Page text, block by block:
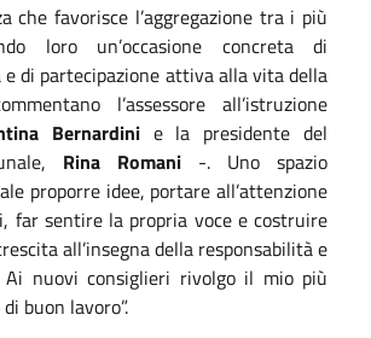
che favorisce l’aggregazione tra i più
loro un’occasione concreta di
e di partecipazione attiva alla vita della
l’assessore all’istruzione
Bernardini e la presidente del
Rina Romani -. Uno spazio
proporre idee, portare all’attenzione
far sentire la propria voce e costruire
all’insegna della responsabilità e
Ai nuovi consiglieri rivolgo il mio più
buon lavoro”.